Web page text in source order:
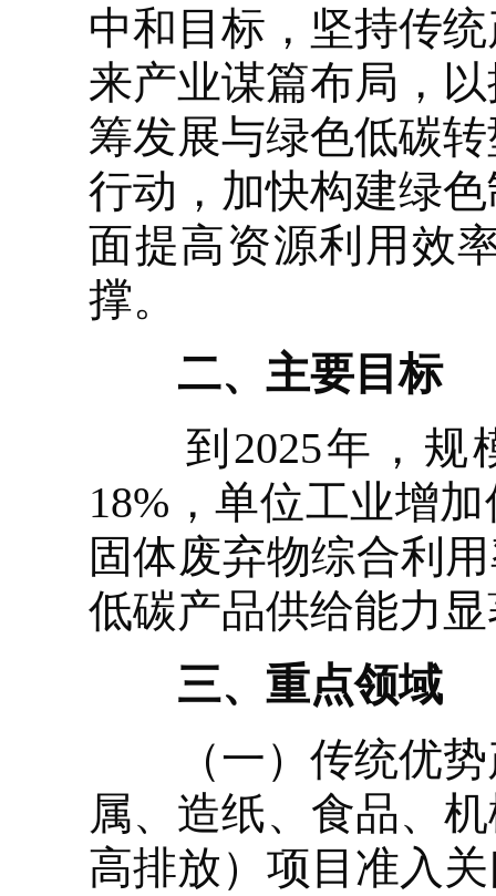
中和目标，坚持传
来产业谋篇布局，
筹发展与绿色低碳
行动，加快构建绿
面提高资源利用效
撑。
二、主要目标
到2025年，规模
18%，单位工业增
固体废弃物综合利
低碳产品供给能力
三、重点领域
（一）传统优势
属、造纸、食品、
高排放）项目准入